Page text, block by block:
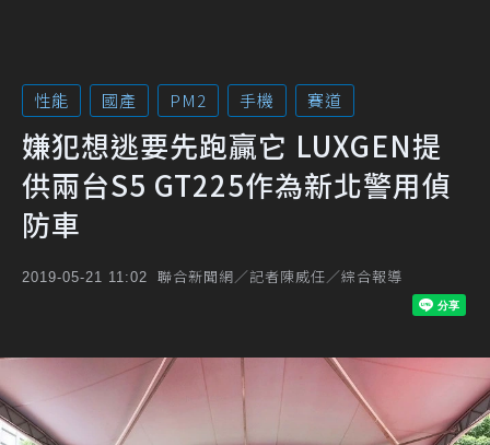
性能 國產 PM2 手機 賽道
嫌犯想逃要先跑贏它 LUXGEN提
供兩台S5 GT225作為新北警用偵
防車
2019-05-21 11:02 聯合新聞網／記者陳威任／綜合報導